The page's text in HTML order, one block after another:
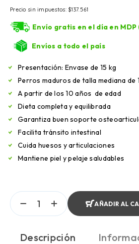
Precio sin impuestos:$137.561
Envío gratis en el día en MDP
Envíos a todo el país
Presentación: Envase de 15 kg
Perros maduros de talla mediana de
A partir de los 10 años de edad
Dieta completa y equilibrada
Garantiza buen soporte
Facilita tránsito intestinal
Cuida huesos y articulaciones
Mantiene piel y pelaje saludables
AÑADIR AL
Descripción